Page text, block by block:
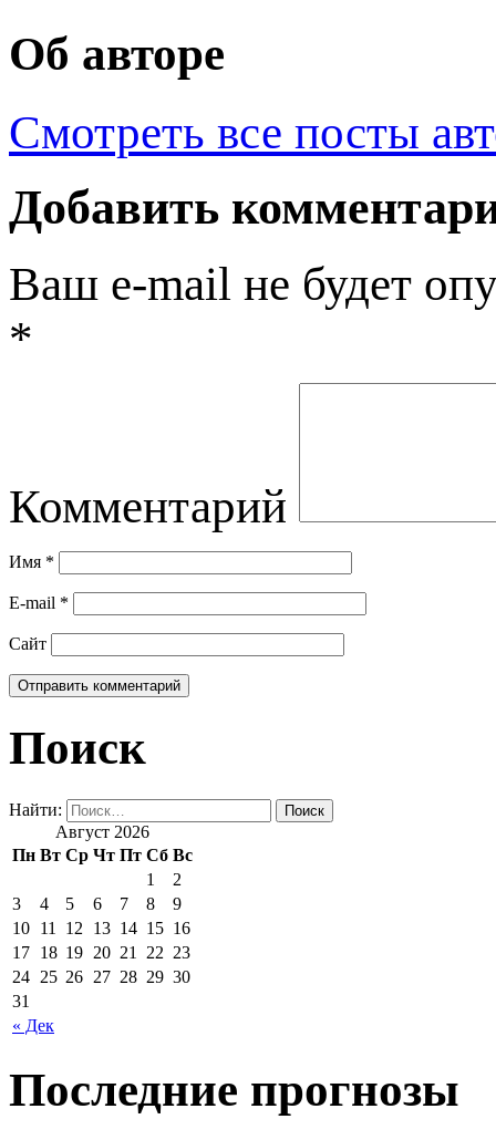
Об авторе
Смотреть все посты
Добавить
Ваш e-mail не будет
*
Комментарий
Имя *
E-mail *
Сайт
Поиск
Найти:
Август 2026
Пн Вт Ср Чт Пт Сб Вс
« Дек
1
2
3
4 5 6 7 8
9
10 11 12 13 14 15 16
17 18 19 20 21 22 23
24 25 26 27 28 29 30
31
Последние прогнозы